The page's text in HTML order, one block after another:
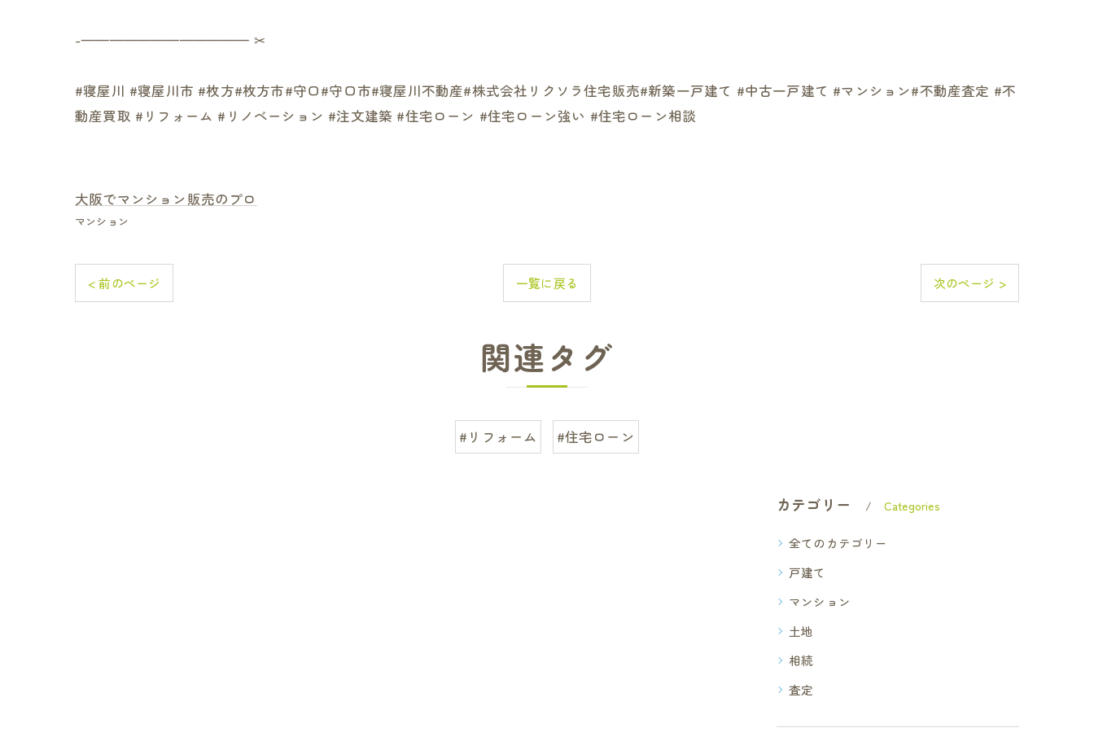
-———————————— ✂︎
#寝屋川 #寝屋川市 #枚方#枚方市#守口#守口市#寝屋川不動産#株式会社リクソラ住宅販売#新築一戸建て #中古一戸建て #マンション#不動産査定 #不
動産買取 #リフォーム #リノベーション #注文建築 #住宅ローン #住宅ローン強い #住宅ローン相談
大阪でマンション販売のプロ
マンション
< 前のページ 一覧に戻る 次のページ >
関連タグ
#リフォーム #住宅ローン
カテゴリー Categories
全てのカテゴリー
戸建て
マンション
土地
相続
査定